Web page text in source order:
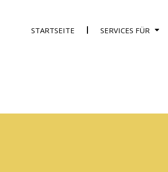
STARTSEITE SERVICES FÜR